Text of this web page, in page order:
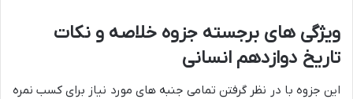
ویژگی های برجسته جزوه خلاصه و نکات
تاریخ دوازدهم انسانی
این جزوه با در نظر گرفتن تمامی جنبه های مورد نیاز برای کسب نمره